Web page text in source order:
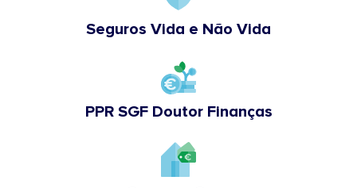
Seguros Vida e Não Vida
PPR SGF Doutor Finanças